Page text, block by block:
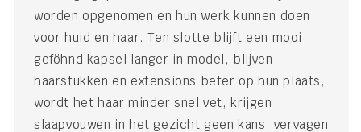
worden opgenomen en hun werk kunnen doen
voor huid en haar. Ten slotte blijft een mooi
geföhnd kapsel langer in model, blijven
haarstukken en extensions beter op hun plaats,
wordt het haar minder snel vet, krijgen
slaapvouwen in het gezicht geen kans, vervagen